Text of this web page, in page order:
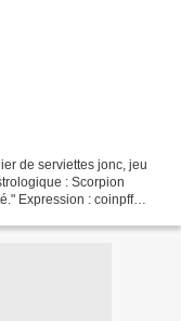
de serviettes jonc, jeu
: Scorpion
Expression : coinpff